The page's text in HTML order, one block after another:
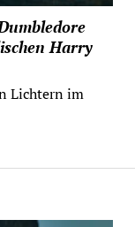
Harry
Lichtern im